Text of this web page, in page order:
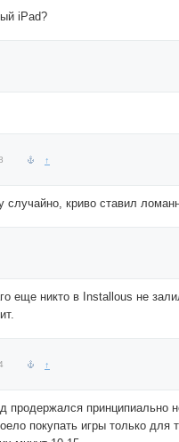
iPad?
↑
случайно, криво ставил
еще никто в Installous не
↑
продержался принципиально
покупать игры только для